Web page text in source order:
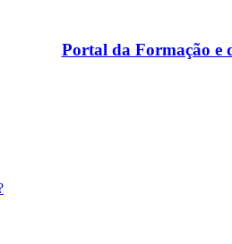
Portal da Formação e